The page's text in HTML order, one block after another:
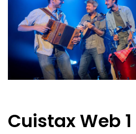
suivez-nous
Journal Vénerie- version papier
Newsletter
Cuistax Web 1